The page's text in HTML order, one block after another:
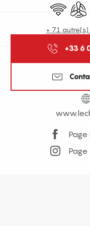
WiFi Air
+ 71
+33 6
Page